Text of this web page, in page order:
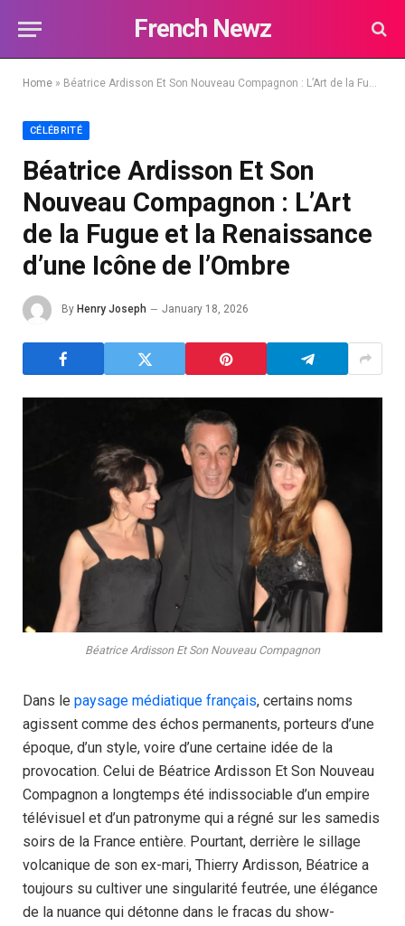
French Newz
Home » Béatrice Ardisson Et Son Nouveau Compagnon : L’Art de la Fugue et la Renaissance d’une Icône de l’Ombre
CÉLÉBRITÉ
Béatrice Ardisson Et Son
Nouveau Compagnon : L’Art
de la Fugue et la Renaissance
d’une Icône de l’Ombre
By Henry Joseph January 18, 2026
Béatrice Ardisson Et Son Nouveau Compagnon
Dans le paysage médiatique français, certains noms
agissent comme des échos permanents, porteurs d’une
époque, d’un style, voire d’une certaine idée de la
provocation. Celui de Béatrice Ardisson Et Son Nouveau
Compagnon a longtemps été indissociable d’un empire
télévisuel et d’un patronyme qui a régné sur les samedis
soirs de la France entière. Pourtant, derrière le sillage
volcanique de son ex-mari, Thierry Ardisson, Béatrice a
toujours su cultiver une singularité feutrée, une élégance
de la nuance qui détonne dans le fracas du show-